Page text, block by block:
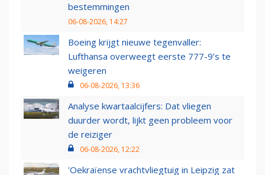
bestemmingen
06-08-2026, 14:27
Boeing krijgt nieuwe tegenvaller:
Lufthansa overweegt eerste 777-9’s te
weigeren
06-08-2026, 13:36
Analyse kwartaalcijfers: Dat vliegen
duurder wordt, lijkt geen probleem voor
de reiziger
06-08-2026, 12:22
'Oekraïense vrachtvliegtuig in Leipzig zat